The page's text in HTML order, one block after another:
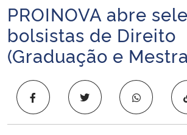
Ministério da Infraestrutura
Ministério da Agricultura, Pecuária e Abastecimento
Ministério da Educação
Início do conteúdo
PROINOVA abre
bolsistas de Direito
(Graduação e